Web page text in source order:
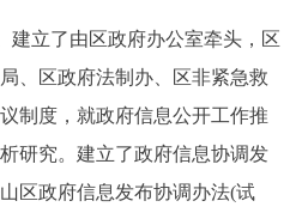
立了由区政府办公室牵头，区
、区政府法制办、区非紧急救
制度，就政府信息公开工作推
研究。建立了政府信息协调发
区政府信息发布协调办法(试